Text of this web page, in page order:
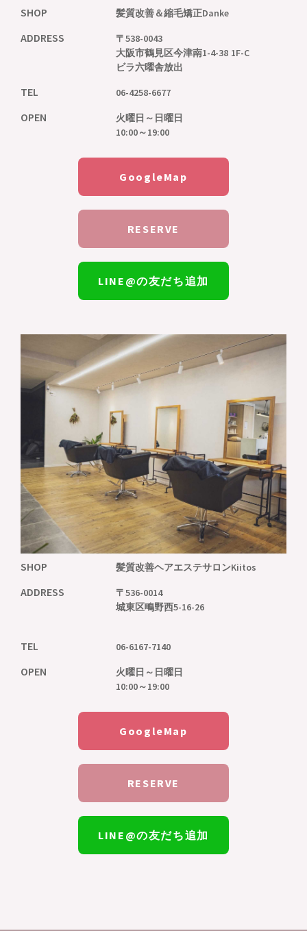
SHOP 髪質改善＆縮毛矯正Danke
ADDRESS
〒538-0043
大阪市鶴見区今津南1-4-38 1F-C
ビラ六曜舎放出
TEL 06-4258-6677
OPEN
火曜日～日曜日
10:00～19:00
GoogleMap
RESERVE
LINE@の友だち追加
SHOP 髪質改善ヘアエステサロンKiitos
ADDRESS
〒536-0014
城東区鴫野西5-16-26
TEL 06-6167-7140
OPEN
火曜日～日曜日
10:00～19:00
GoogleMap
RESERVE
LINE@の友だち追加